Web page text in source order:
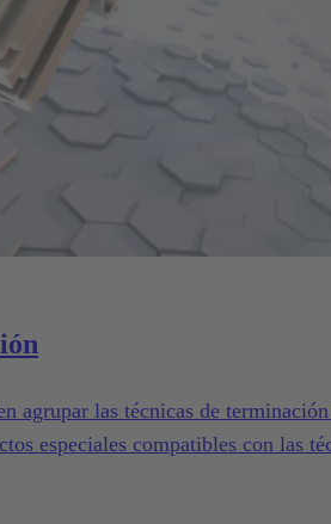
agrupar las técnicas de
especiales compatibles con las
y tipo de contactos.